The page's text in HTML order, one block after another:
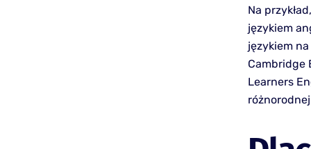
Na
językiem
językiem
Cambridge
Learners